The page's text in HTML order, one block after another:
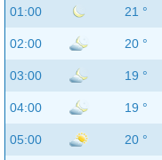
01:00 21 °
02:00 20 °
03:00 19 °
04:00 19 °
05:00 20 °